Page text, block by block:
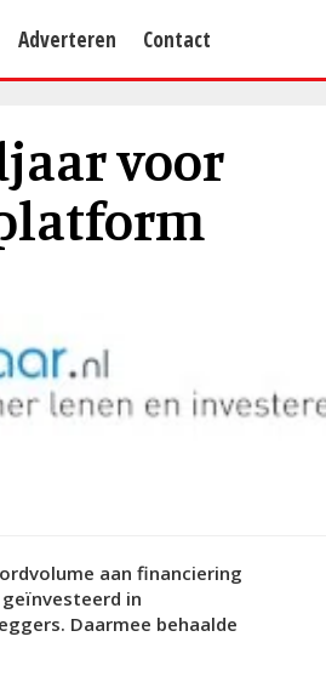
Adverteren Contact
voor
aan financiering
in
Daarmee behaalde